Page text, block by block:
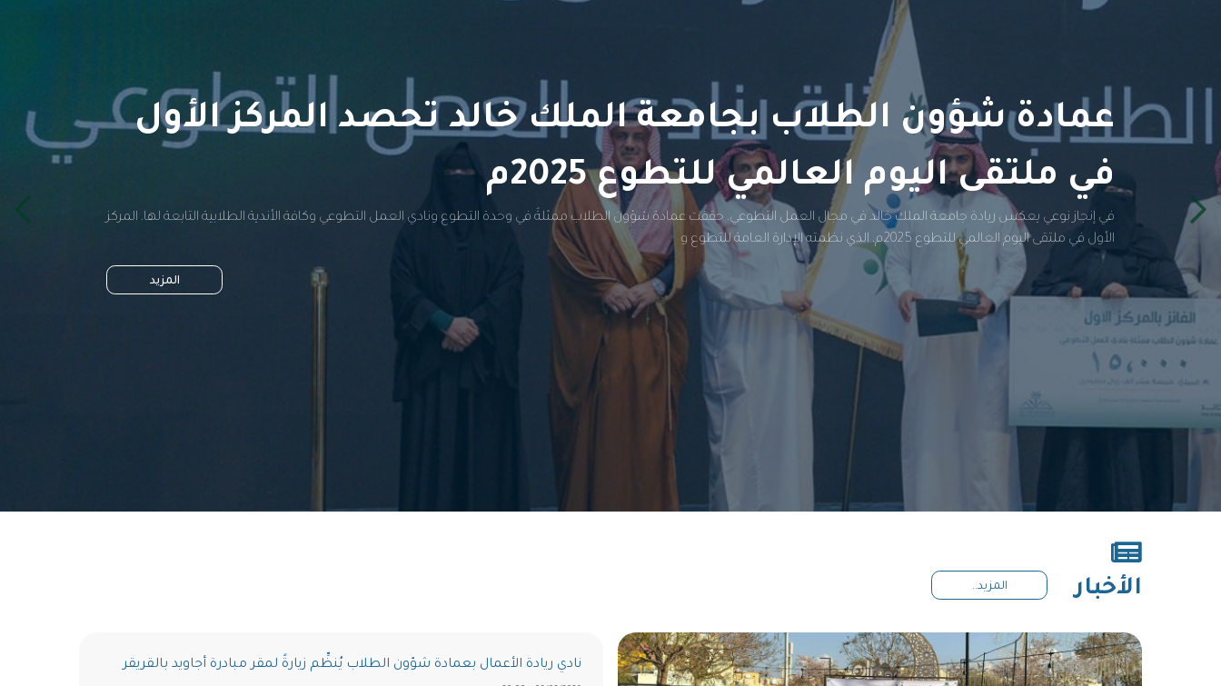
عمادة شؤون الطلاب بجامعة الملك خالد تحصد المركز الأول
في ملتقى اليوم العالمي للتطوع 2025م
في إنجاز نوعي يعكس ريادة جامعة الملك خالد في مجال العمل التطوعي، حققت عمادة شؤون الطلاب ممثلةً في وحدة التطوع ونادي العمل التطوعي وكافة الأندية الطلابية التابعة لها، المركز
الأول في ملتقى اليوم العالمي للتطوع 2025م، الذي نظمته الإدارة العامة للتطوع و
المزيد
الأخبار المزيد..
نادي ريادة الأعمال بعمادة شؤون الطلاب يُنظِّم زيارةً لمقر مبادرة أجاويد بالقريقر